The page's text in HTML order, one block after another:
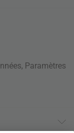
, Paramètres